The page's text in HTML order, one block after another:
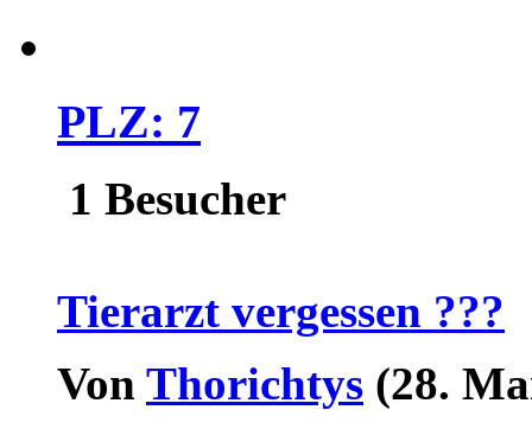
PLZ: 7
1 Besucher
Tierarzt vergessen ???
Von Thorichtys (28.